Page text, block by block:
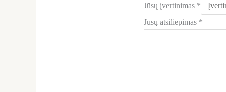
Jūsų įvertinimas *
Jūsų atsiliepimas *